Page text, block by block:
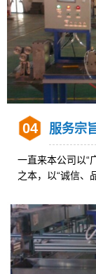
04 服务宗
一直来本公司以“
之本，以“诚信、